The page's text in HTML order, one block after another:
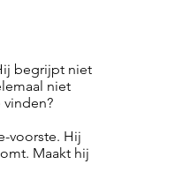
begrijpt niet
niet
vinden?
voorste. Hij
Maakt hij